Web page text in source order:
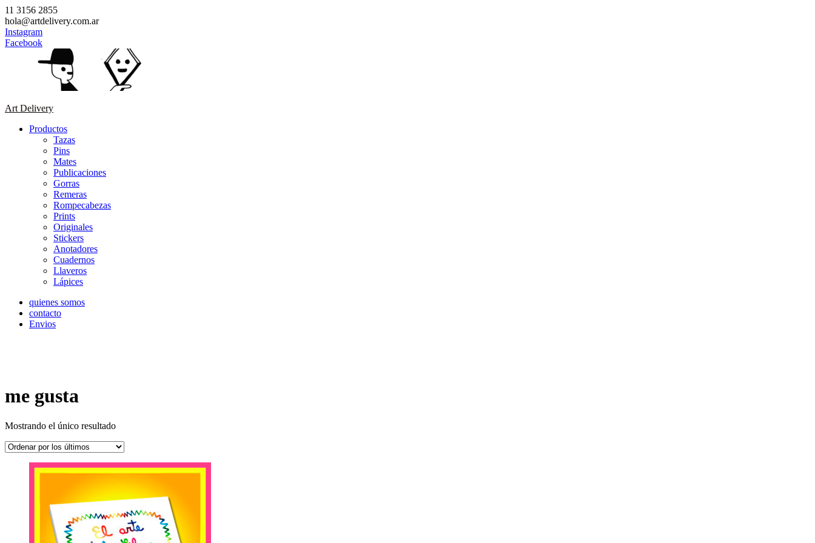
Saltar
contenido
11 3156 2855
hola@artdelivery.com.ar
Instagram
Facebook
Art Delivery
Productos
Tazas
Pins
Mates
Publicaciones
Gorras
Remeras
Rompecabezas
Prints
Originales
Stickers
Anotadores
Cuadernos
Llaveros
Lápices
quienes somos
contacto
Envios
me gusta
Mostrando el único resultado